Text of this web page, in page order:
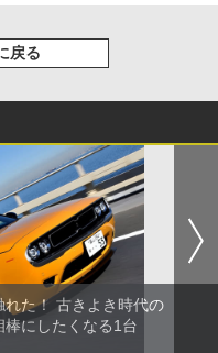
戻る
た！ 古きよき時代の
にしたくなる1台